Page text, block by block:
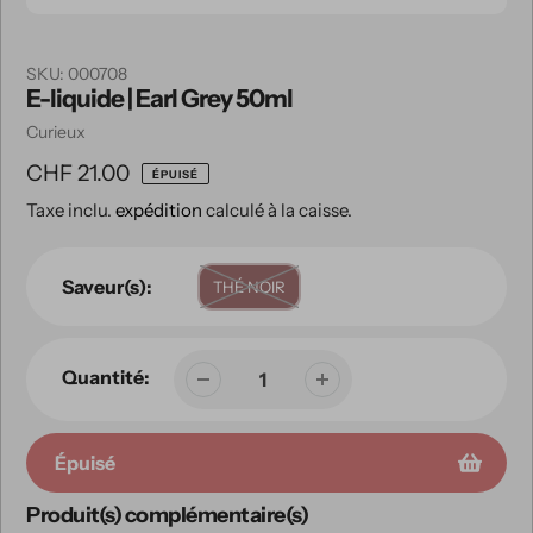
SKU: 000708
E-liquide | Earl Grey 50ml
Vendeuse
Curieux
Prix
CHF 21.00 ÉPUISÉ
Taxe inclu. expédition calculé à la caisse.
Saveur(s): THÉ NOIR
Quantité:
Épuisé
Ajout
Produit(s) complémentaire(s)